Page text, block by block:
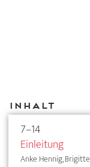
Inhalt
7–14
Einleitung
Anke Hennig,